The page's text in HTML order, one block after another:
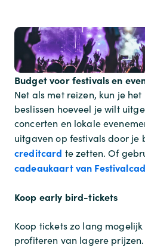
Budget voor festivals en
Net als met reizen, kun je
beslissen hoeveel je wilt
concerten en lokale
uitgaven op festivals door je
creditcard te zetten. Of
cadeaukaart van
Koop early bird-tickets
Koop tickets zo lang
profiteren van lagere prijzen.